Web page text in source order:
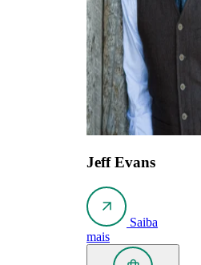
Jeff Evans
Saiba
mais